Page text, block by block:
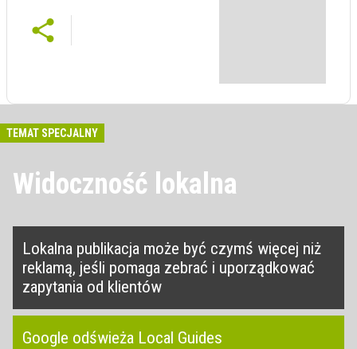
TEMAT SPECJALNY
Widoczność lokalna
Lokalna publikacja może być czymś więcej niż
reklamą, jeśli pomaga zebrać i uporządkować
zapytania od klientów
Google odświeża Local Guides